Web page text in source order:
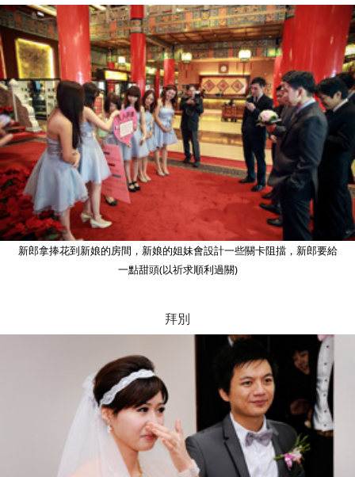
新郎拿捧花到新娘的房間，新娘的姐妹會設計一些關卡阻擋，新郎要給
一點甜頭(以祈求順利過關)
拜別